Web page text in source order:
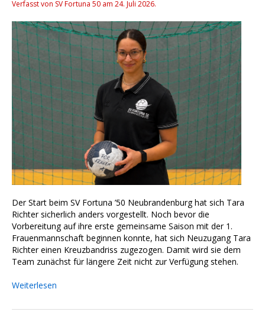
Verfasst von SV Fortuna 50 am 24. Juli 2026.
Der Start beim SV Fortuna ’50 Neubrandenburg hat sich Tara
Richter sicherlich anders vorgestellt. Noch bevor die
Vorbereitung auf ihre erste gemeinsame Saison mit der 1.
Frauenmannschaft beginnen konnte, hat sich Neuzugang Tara
Richter einen Kreuzbandriss zugezogen. Damit wird sie dem
Team zunächst für längere Zeit nicht zur Verfügung stehen.
Weiterlesen